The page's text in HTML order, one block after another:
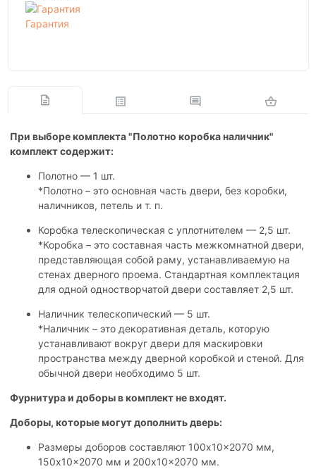
Гарантия
При выборе комплекта "Полотно коробка наличник"
комплект содержит:
Полотно — 1 шт.
*Полотно – это основная часть двери, без коробки,
наличников, петель и т. п.
Коробка телескопическая с уплотнителем — 2,5 шт.
*Коробка – это составная часть межкомнатной двери,
представляющая собой раму, устанавливаемую на
стенах дверного проема. Стандартная комплектация
для одной одностворчатой двери составляет 2,5 шт.
Наличник телескопический — 5 шт.
*Наличник – это декоративная деталь, которую
устанавливают вокруг двери для маскировки
пространства между дверной коробкой и стеной. Для
обычной двери необходимо 5 шт.
Фурнитура и доборы в комплект не входят.
Доборы, которые могут дополнить дверь:
Размеры доборов составляют 100x10x2070 мм,
150x10x2070 мм и 200x10x2070 мм.